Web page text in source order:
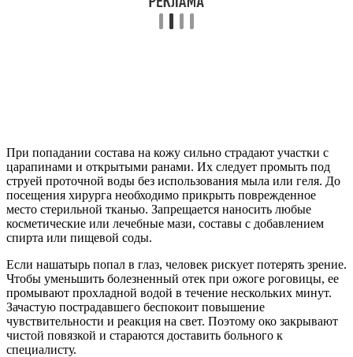
При попадании состава на кожу сильно страдают участки с
царапинами и открытыми ранами. Их следует промыть под
струей проточной воды без использования мыла или геля. До
посещения хирурга необходимо прикрыть поврежденное
место стерильной тканью. Запрещается наносить любые
косметические или лечебные мази, составы с добавлением
спирта или пищевой соды.
Если нашатырь попал в глаз, человек рискует потерять зрение.
Чтобы уменьшить болезненный отек при ожоге роговицы, ее
промывают прохладной водой в течение нескольких минут.
Зачастую пострадавшего беспокоит повышение
чувствительности и реакция на свет. Поэтому око закрывают
чистой повязкой и стараются доставить больного к
специалисту.